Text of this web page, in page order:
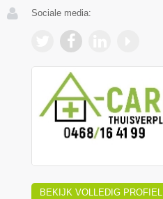
Sociale media:
BEKIJK VOLLEDIG PROFIEL